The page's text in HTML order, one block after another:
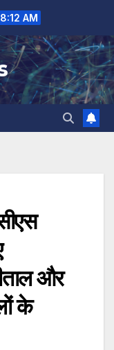
AM
और
के